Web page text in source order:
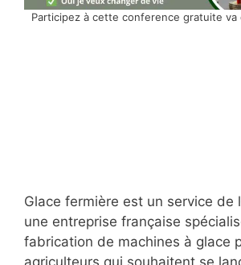
Participez à cette conference gratuite va